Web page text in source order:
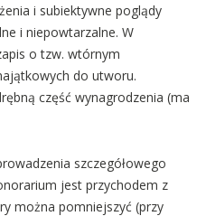
i subiektywne poglądy
i niepowtarzalne. W
o tzw. wtórnym
do utworu.
część wynagrodzenia (ma
szczegółowego
jest przychodem z
można pomniejszyć (przy